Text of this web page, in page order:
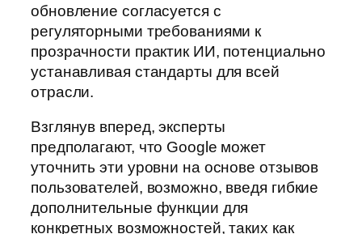
обновление согласуется с
регуляторными требованиями к
прозрачности практик ИИ, потенциально
устанавливая стандарты для всей
отрасли.
Взглянув вперед, эксперты
предполагают, что Google может
уточнить эти уровни на основе отзывов
пользователей, возможно, введя гибкие
дополнительные функции для
конкретных возможностей, таких как